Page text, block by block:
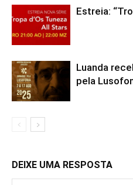
Estreia:
Luanda
pela
DEIXE UMA RESPOSTA